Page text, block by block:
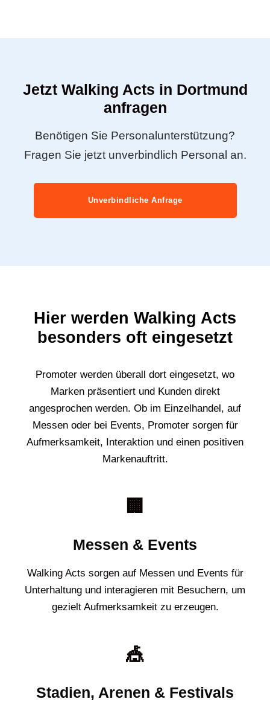
Jetzt Walking Acts in Dortmund
anfragen
Benötigen Sie Personalunterstützung?
Fragen Sie jetzt unverbindlich Personal an.
Unverbindliche Anfrage
Hier werden Walking Acts
besonders oft eingesetzt
Promoter werden überall dort eingesetzt, wo
Marken präsentiert und Kunden direkt
angesprochen werden. Ob im Einzelhandel, auf
Messen oder bei Events, Promoter sorgen für
Aufmerksamkeit, Interaktion und einen positiven
Markenauftritt.
🏢
Messen & Events
Walking Acts sorgen auf Messen und Events für
Unterhaltung und interagieren mit Besuchern, um
gezielt Aufmerksamkeit zu erzeugen.
🎪
Stadien, Arenen & Festivals